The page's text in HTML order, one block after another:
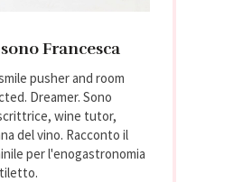
Francesca
pusher and room
Dreamer. Sono
wine tutor,
del vino. Racconto il
per l'enogastronomia